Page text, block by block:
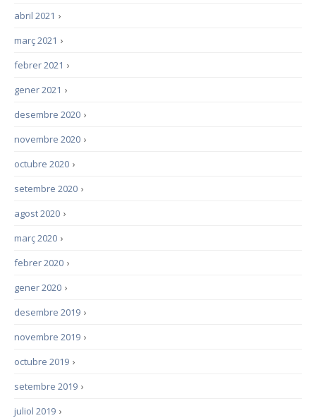
›
abril 2021
›
març 2021
›
febrer 2021
›
gener 2021
›
desembre 2020
›
novembre 2020
›
octubre 2020
›
setembre 2020
›
agost 2020
›
març 2020
›
febrer 2020
›
gener 2020
›
desembre 2019
›
novembre 2019
›
octubre 2019
›
setembre 2019
›
juliol 2019